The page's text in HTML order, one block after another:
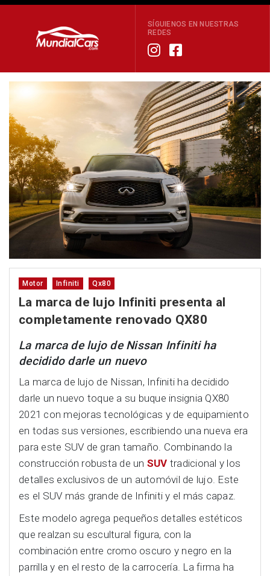
SÍGUIENOS EN NUESTRAS
REDES
Motor Infiniti Qx80
La marca de lujo Infiniti presenta al
completamente renovado QX80
La marca de lujo de Nissan Infiniti ha
decidido darle un nuevo
La marca de lujo de Nissan, Infiniti ha decidido
darle un nuevo toque a su buque insignia QX80
2021 con mejoras tecnológicas y de equipamiento
en todas sus versiones, escribiendo una nueva era
para este SUV de gran tamaño. Combinando la
construcción robusta de un SUV tradicional y los
detalles exclusivos de un automóvil de lujo. Este
es el SUV más grande de Infiniti y el más capaz.
Este modelo agrega pequeños detalles estéticos
que realzan su escultural figura, con la
combinación entre cromo oscuro y negro en la
parrilla y en el resto de la carrocería. La firma ha